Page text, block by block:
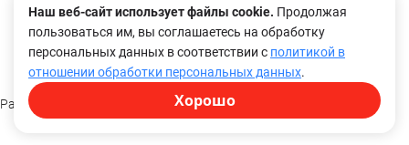
Политика в отношении обработки персональных данных
Охрана труда
Разработка и дизайн
Наш веб-сайт использует файлы cookie. Продолжая
пользоваться им, вы соглашаетесь на обработку
персональных данных в соответствии с политикой в
отношении обработки персональных данных.
Хорошо